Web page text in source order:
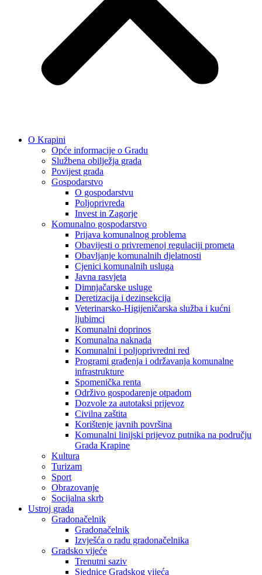
O Krapini
Opće informacije o Gradu
Službena obilježja grada
Povijest grada
Gospodarstvo
O gospodarstvu
Poljoprivreda
Invest in Zagorje
Komunalno gospodarstvo
Prijava komunalnog problema
Obavijesti o privremenoj regulaciji prometa
Obavljanje komunalnih djelatnosti
Cjenici komunalnih usluga
Javna rasvjeta
Dimnjačarske usluge
Deretizacija i dezinsekcija
Veterinarsko-Higijeničarska služba i kućni
ljubimci
Komunalni doprinos
Komunalna naknada
Komunalni i poljoprivredni red
Programi građenja i održavanja komunalne
infrastrukture
Spomenička renta
Održivo gospodarenje otpadom
Dozvole za autotaksi prijevoz
Civilna zaštita
Korištenje javnih površina
Komunalni linijski prijevoz putnika na području
Grada Krapine
Kultura
Turizam
Sport
Obrazovanje
Socijalna skrb
Ustroj grada
Gradonačelnik
Gradonačelnik
Izvješća o radu gradonačelnika
Gradsko vijeće
Trenutni saziv
Sjednice Gradskog vijeća